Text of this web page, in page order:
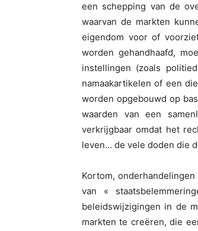
een schepping van de
waarvan de markten
eigendom voor of
worden gehandhaafd,
instellingen (zoals
namaakartikelen of een
worden opgebouwd op
waarden van een
verkrijgbaar omdat het
leven… de vele doden die
Kortom,
van «
beleidswijzigingen in de
markten te creëren, die